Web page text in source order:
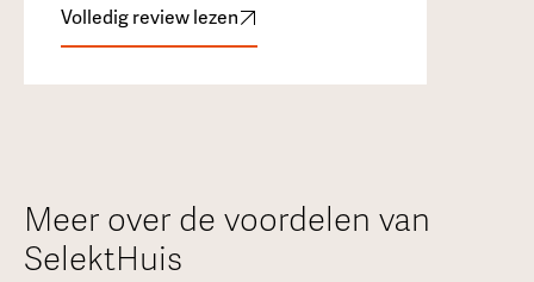
Volledig review lezen
Meer over de voordelen van
SelektHuis